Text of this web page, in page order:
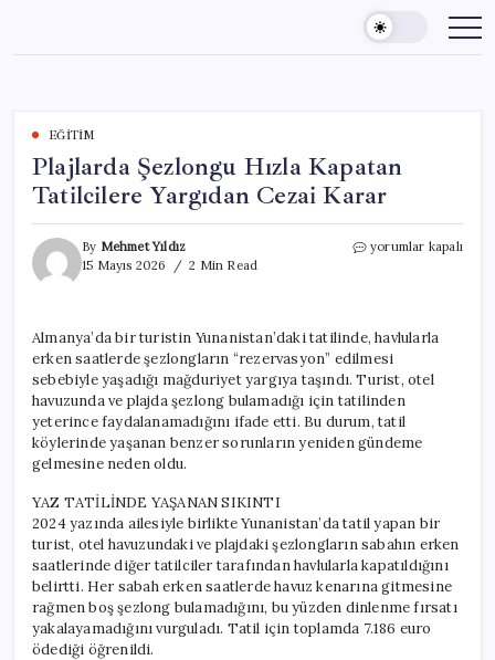
content
EĞITIM
Plajlarda Şezlongu Hızla Kapatan
Tatilcilere Yargıdan Cezai Karar
By Mehmet Yıldız
15 Mayıs 2026
2 Min Read
Plajlarda
Yargıdan
Cezai
Karar
için
yorumlar kapalı
Almanya’da bir turistin Yunanistan’daki tatilinde, havlularla
erken saatlerde şezlongların “rezervasyon” edilmesi
sebebiyle yaşadığı mağduriyet yargıya taşındı. Turist, otel
havuzunda ve plajda şezlong bulamadığı için tatilinden
yeterince faydalanamadığını ifade etti. Bu durum, tatil
köylerinde yaşanan benzer sorunların yeniden gündeme
gelmesine neden oldu.
YAZ TATİLİNDE YAŞANAN SIKINTI
2024 yazında ailesiyle birlikte Yunanistan’da tatil yapan bir
turist, otel havuzundaki ve plajdaki şezlongların sabahın erken
saatlerinde diğer tatilciler tarafından havlularla kapatıldığını
belirtti. Her sabah erken saatlerde havuz kenarına gitmesine
rağmen boş şezlong bulamadığını, bu yüzden dinlenme fırsatı
yakalayamadığını vurguladı. Tatil için toplamda 7.186 euro
ödediği öğrenildi.